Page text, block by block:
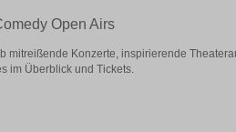
Open Airs
mitreißende Konzerte, inspirierende
im Überblick und Tickets.